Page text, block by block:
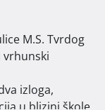
vrhunski
izloga,
u blizini škole,